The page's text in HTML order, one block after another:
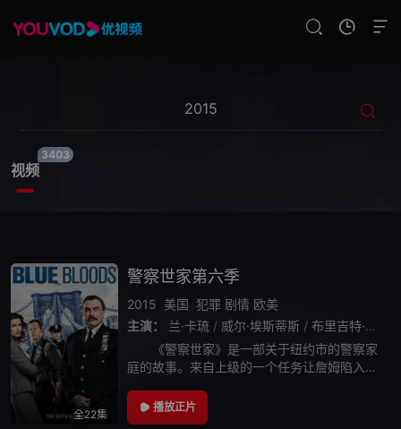
视频
3403
全22集
警察世家第六季
2015 美国 犯罪 剧情 欧美
主演：
兰·卡琉 / 威尔·埃斯蒂斯 / 布里吉特·莫伊纳汉
《警察世家》是一部关于纽约市的警察家
庭的故事。来自上级的一个任务让詹姆陷入了
一桩十分危险的要案。詹姆的卧底身份是如此
的隐秘与重要，以至于弗兰克即便身为局长，
播放正片